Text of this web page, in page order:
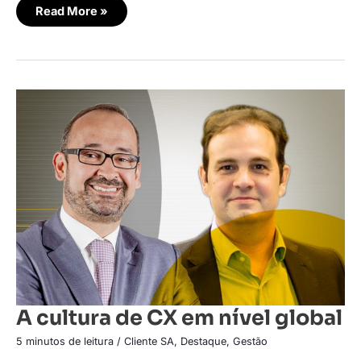
Read More »
A cultura de CX em nível global
5 minutos de leitura / Cliente SA, Destaque, Gestão
A
nível
global